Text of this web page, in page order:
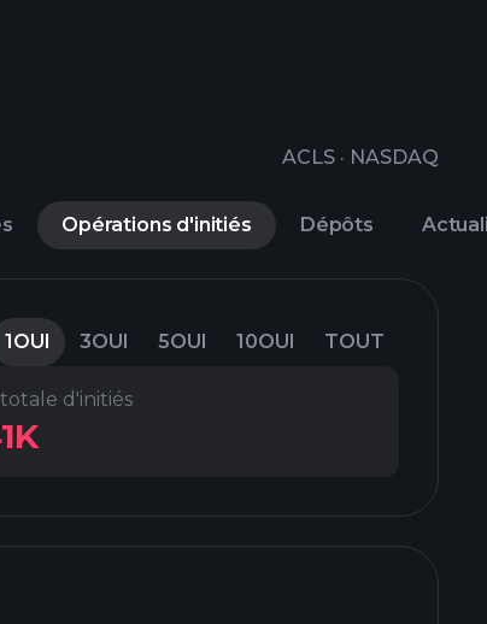
ACLS · NASDAQ
Opérations d'initiés Dépôts
1OUI 3OUI 5OUI 10OUI TOUT
d'initiés